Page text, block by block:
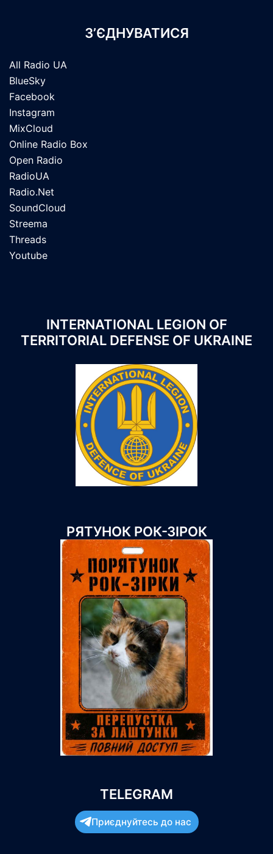
З’ЄДНУВАТИСЯ
All Radio UA
BlueSky
Facebook
Instagram
MixCloud
Online Radio Box
Open Radio
RadioUA
Radio.Net
SoundCloud
Streema
Threads
Youtube
INTERNATIONAL LEGION OF
TERRITORIAL DEFENSE OF UKRAINE
РЯТУНОК РОК-ЗІРОК
TELEGRAM
Приєднуйтесь до нас